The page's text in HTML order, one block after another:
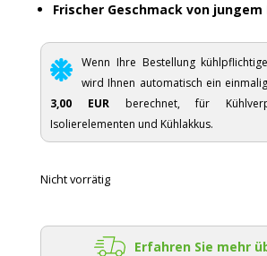
Frischer Geschmack von jungem
Wenn Ihre Bestellung
wird Ihnen automatisch ein
3,00 EURberechnet, für
Isolierelementen und Kühlakkus.
Nicht vorrätig
Erfahren Sie mehr